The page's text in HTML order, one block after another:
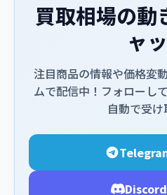
買取相場の動
ャ
注目商品の情報や価格変
ムで配信中！フォローし
自動で受け